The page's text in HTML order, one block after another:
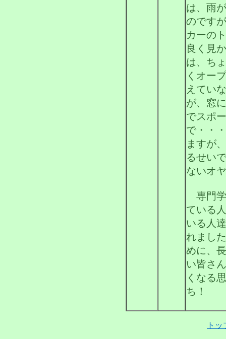
は、雨
のです
カーの
良く見
は、ち
くオー
えてい
が、窓
でスポ
で・・
ますが
るせい
ないオ
専門学
ている
いる人
れまし
めに、
い皆さ
くなる
ち！
ト